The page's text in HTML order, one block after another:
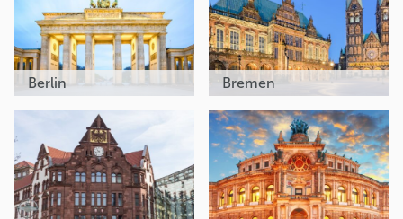
Berlin Bremen